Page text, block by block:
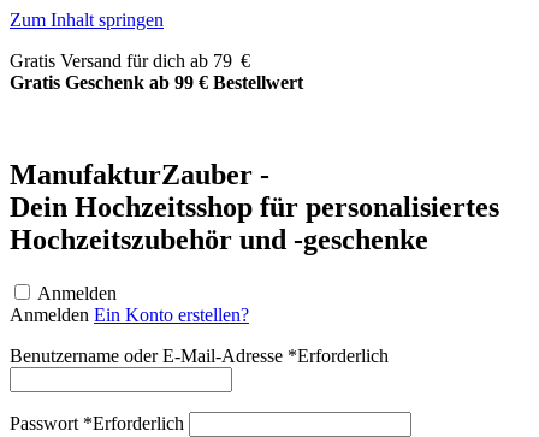
Zum Inhalt springen
Gratis Versand für dich ab 79 €
Gratis Geschenk ab 99 € Bestellwert
ManufakturZauber -
Dein Hochzeitsshop für personalisiertes
Hochzeitszubehör und -geschenke
Anmelden
Anmelden Ein Konto erstellen?
Benutzername oder E-Mail-Adresse *Erforderlich
Passwort *Erforderlich